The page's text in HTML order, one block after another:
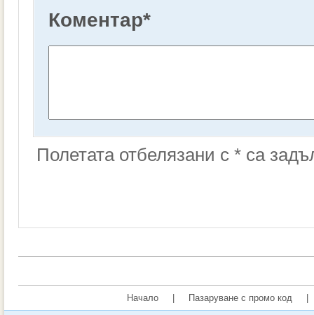
Коментар*
Полетата отбелязани с * са
Начало Пазаруване с промо код